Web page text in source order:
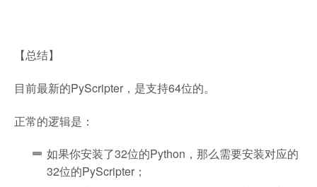
【总结】
目前最新的PyScripter，是支持64位的。
正常的逻辑是：
如果你安装了32位的Python，那么需要安装对应的
32位的PyScripter；